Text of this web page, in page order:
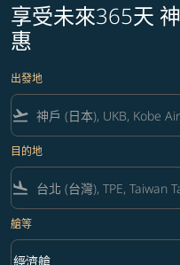
享受未來365天
惠
出發地
flight_takeoff
目的地
flight_land
艙等
經濟艙
keyboard_arrow_down